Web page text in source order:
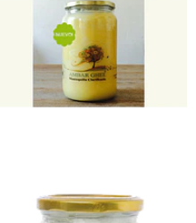
Ghee 1
litro
$26.990